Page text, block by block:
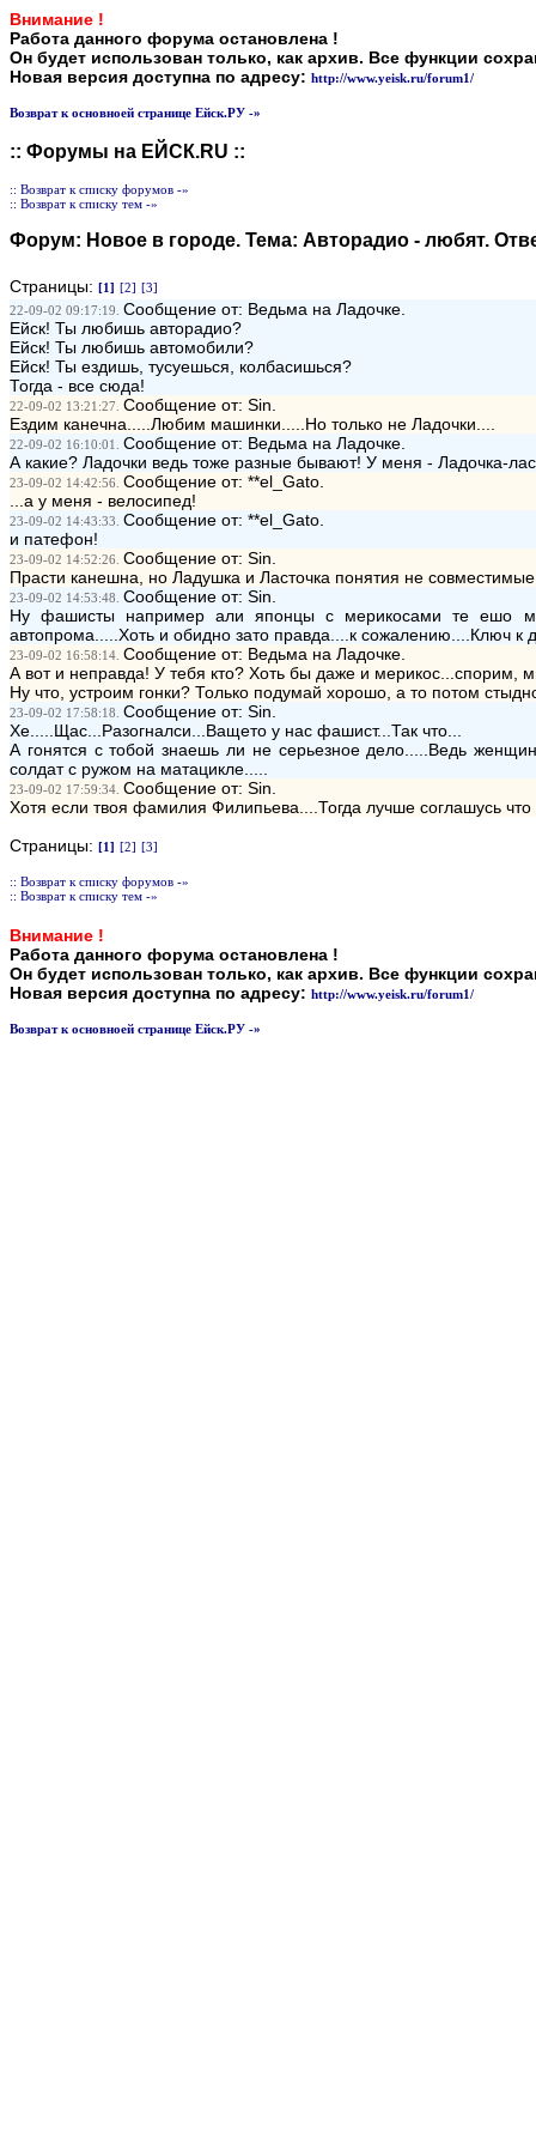
Внимание !
Работа данного форума остановлена !
Он будет использован только, как архив. Все функции
Новая версия доступна по адресу: http://www.yeisk.ru/forum1/
Возврат к основноей странице Ейск.РУ -»
:: Форумы на ЕЙСК.RU ::
:: Возврат к списку форумов -»
:: Возврат к списку тем -»
Форум: Новое в городе. Тема: Авторадио - любят.
Страницы: [1] [2] [3]
22-09-02 09:17:19. Сообщение от: Ведьма на Ладочке.
Ейск! Ты любишь авторадио?
Ейск! Ты любишь автомобили?
Ейск! Ты ездишь, тусуешься, колбасишься?
Тогда - все сюда!
22-09-02 13:21:27. Сообщение от: Sin.
Ездим канечна.....Любим машинки.....Но только не Ладочки....
22-09-02 16:10:01. Сообщение от: Ведьма на Ладочке.
А какие? Ладочки ведь тоже разные бывают! У меня - Ладочка-
23-09-02 14:42:56. Сообщение от: **el_Gato.
...а у меня - велосипед!
23-09-02 14:43:33. Сообщение от: **el_Gato.
и патефон!
23-09-02 14:52:26. Сообщение от: Sin.
Прасти канешна, но Ладушка и Ласточка понятия не
23-09-02 14:53:48. Сообщение от: Sin.
Ну фашисты например али японцы с мерикосами те ешо
автопрома.....Хоть и обидно зато правда....к сожалению....Ключ к
23-09-02 16:58:14. Сообщение от: Ведьма на Ладочке.
А вот и неправда! У тебя кто? Хоть бы даже и мерикос...спорим,
Ну что, устроим гонки? Только подумай хорошо, а то потом
23-09-02 17:58:18. Сообщение от: Sin.
Хе.....Щас...Разогналси...Ващето у нас фашист...Так что...
А гонятся с тобой знаешь ли не серьезное дело.....Ведь
солдат с ружом на матацикле.....
23-09-02 17:59:34. Сообщение от: Sin.
Хотя если твоя фамилия Филипьева....Тогда лучше соглашусь
Страницы: [1] [2] [3]
:: Возврат к списку форумов -»
:: Возврат к списку тем -»
Внимание !
Работа данного форума остановлена !
Он будет использован только, как архив. Все функции
Новая версия доступна по адресу: http://www.yeisk.ru/forum1/
Возврат к основноей странице Ейск.РУ -»